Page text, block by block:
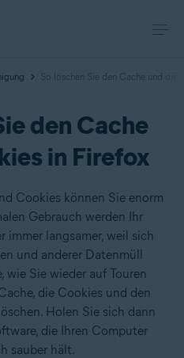
So löschen Sie den Cache und die
den Cache
in Firefox
Cookies können Sie enorm
Gebrauch werden Ihr
immer langsamer, weil sich
und anderer Datenmüll
wie Sie wieder auf Touren
die Cookies und den
Holen Sie sich dann
die Ihren Computer
sauber hält.